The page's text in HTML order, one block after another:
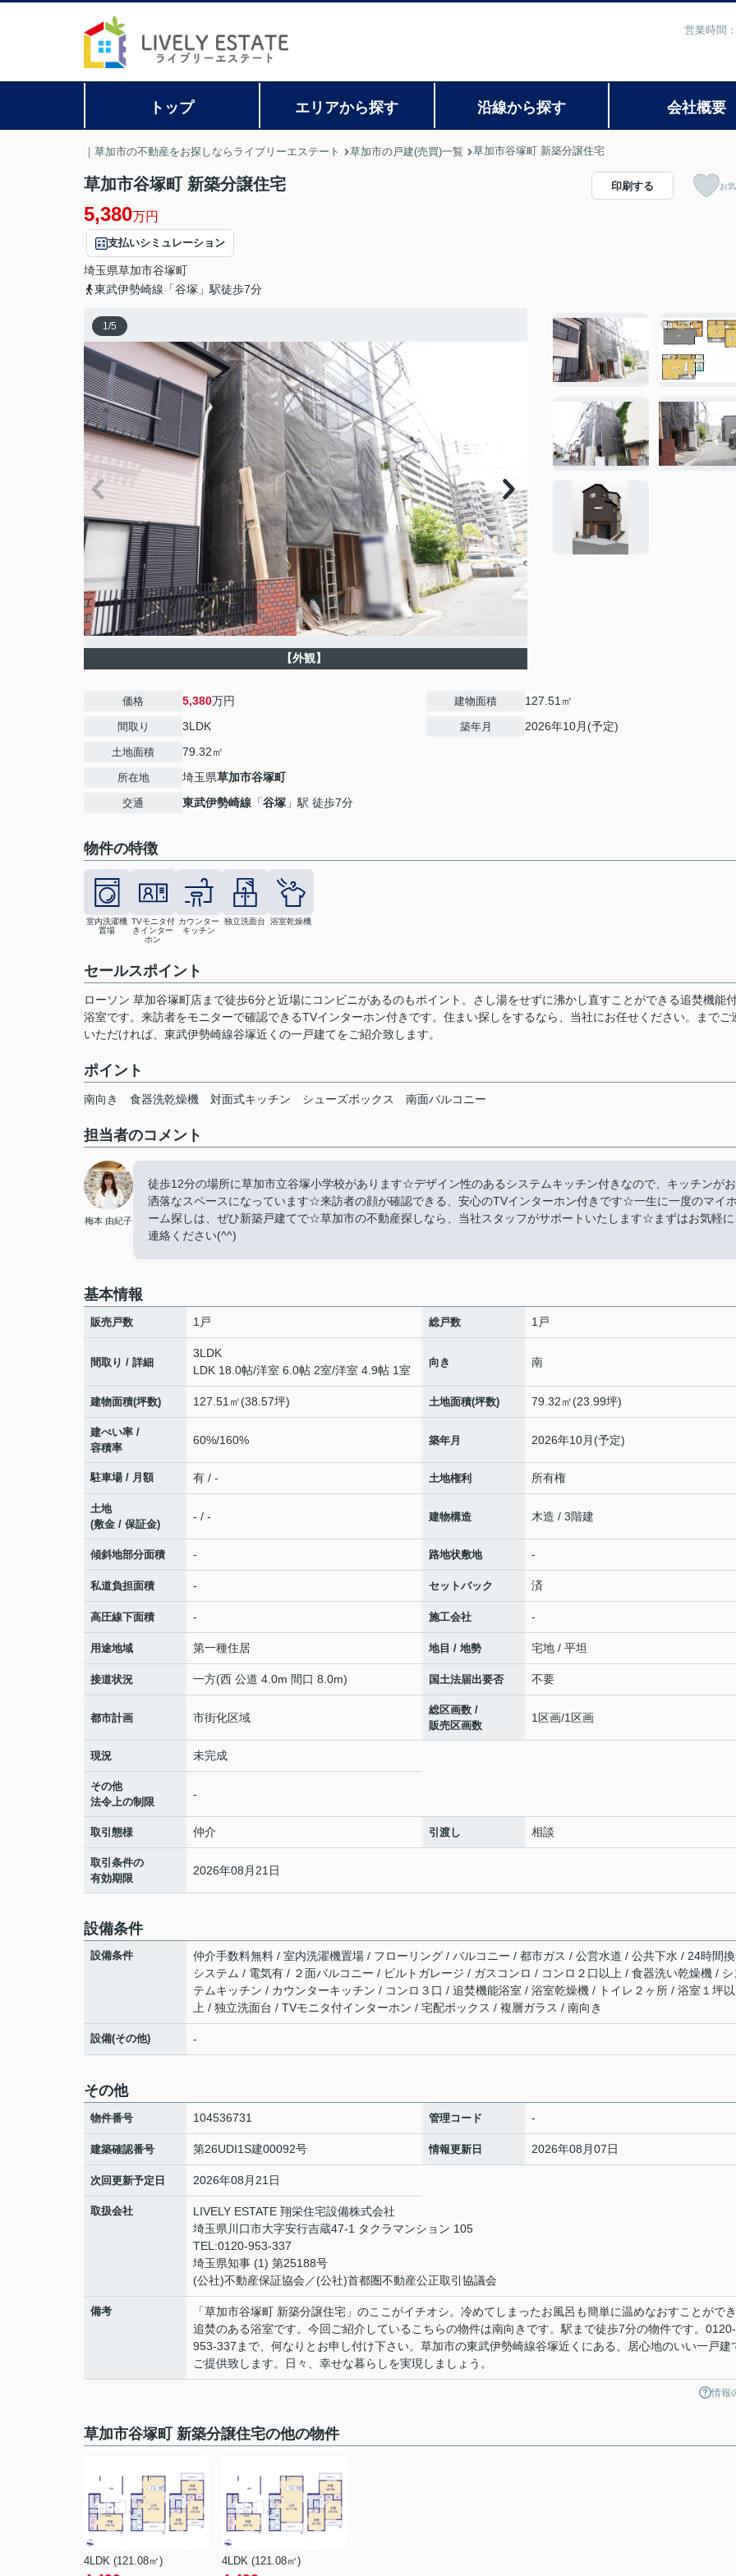
営業時間
トップ エリアから探す 沿線から探す 会社概要
｜草加市の不動産をお探しならライブリーエステート 草加市の戸建(売買)一覧 草加市谷塚町 新築分譲住宅
草加市谷塚町 新築分譲住宅
5,380万円
支払いシミュレーション
埼玉県草加市谷塚町
東武伊勢崎線「谷塚」駅徒歩7分
印刷する お
1/5
【外観】
価格 5,380万円
間取り 3LDK
土地面積 79.32㎡
所在地 埼玉県草加市谷塚町
交通 東武伊勢崎線 「谷塚 」駅 徒歩7分
建物面積 127.51㎡
築年月 2026年10月(予定)
物件の特徴
室内洗濯機
置場
TVモニタ付
きインター
ホン
カウンター
キッチン
独立洗面台 浴室乾燥機
セールスポイント
ローソン 草加谷塚町店まで徒歩6分と近場にコンビニがあるのもポイント。さし湯をせずに沸かし直すことができる追焚機能
浴室です。来訪者をモニターで確認できるTVインターホン付きです。住まい探しをするなら、当社にお任せください。
までご
いただければ、東武伊勢崎線谷塚近くの一戸建てをご紹介致します。
ポイント
南向き 食器洗乾燥機 対面式キッチン シューズボックス 南面バルコニー
担当者のコメント
梅本 由紀子
徒歩12分の場所に草加市立谷塚小学校があります☆デザイン性のあるシステムキッチン付きなので、キッチンがお
洒落なスペースになっています☆来訪者の顔が確認できる、安心のTVインターホン付きです☆一生に一度のマイ
ーム探しは、ぜひ新築戸建てで☆草加市の不動産探しなら、当社スタッフがサポートいたします☆まずはお気軽
連絡ください(^^)
基本情報
販売戸数 1戸 総戸数 1戸
間取り / 詳細
3LDK
LDK 18.0帖/洋室 6.0帖 2室/洋室 4.9帖 1室
向き 南
建物面積(坪数) 127.51㎡(38.57坪) 土地面積(坪数) 79.32㎡(23.99坪)
建ぺい率 /
容積率
60%/160% 築年月 2026年10月(予定)
駐車場 / 月額 有 / - 土地権利 所有権
土地
(敷金 / 保証金)
- / - 建物構造 木造 / 3階建
傾斜地部分面積 - 路地状敷地 -
私道負担面積 - セットバック 済
高圧線下面積 - 施工会社 -
用途地域 第一種住居 地目 / 地勢 宅地 / 平坦
接道状況 一方(西 公道 4.0m 間口 8.0m) 国土法届出要否 不要
都市計画 市街化区域
総区画数 /
販売区画数
1区画/1区画
現況 未完成
その他
法令上の制限
-
取引態様 仲介 引渡し 相談
取引条件の
有効期限
2026年08月21日
設備条件
設備条件
仲介手数料無料 / 室内洗濯機置場 / フローリング / バルコニー / 都市ガス / 公営水道 / 公共下水 / 24時間
システム / 電気有 / ２面バルコニー / ビルトガレージ / ガスコンロ / コンロ２口以上 / 食器洗い乾燥機 / シ
テムキッチン / カウンターキッチン / コンロ３口 / 追焚機能浴室 / 浴室乾燥機 / トイレ２ヶ所 / 浴室１坪以
上 / 独立洗面台 / TVモニタ付インターホン / 宅配ボックス / 複層ガラス / 南向き
設備(その他) -
その他
物件番号 104536731 管理コード -
建築確認番号 第26UDI1S建00092号 情報更新日 2026年08月07日
次回更新予定日 2026年08月21日
取扱会社
LIVELY ESTATE 翔栄住宅設備株式会社
埼玉県川口市大字安行吉蔵47-1 タクラマンション 105
TEL:0120-953-337
埼玉県知事 (1) 第25188号
(公社)不動産保証協会／(公社)首都圏不動産公正取引協議会
備考
「草加市谷塚町 新築分譲住宅」のここがイチオシ。冷めてしまったお風呂も簡単に温めなおすことがで
追焚のある浴室です。今回ご紹介しているこちらの物件は南向きです。駅まで徒歩7分の物件です。0120-
953-337まで、何なりとお申し付け下さい。草加市の東武伊勢崎線谷塚近くにある、居心地のいい一戸建
ご提供致します。日々、幸せな暮らしを実現しましょう。
情報
草加市谷塚町 新築分譲住宅の他の物件
4LDK (121.08㎡) 4LDK (121.08㎡)